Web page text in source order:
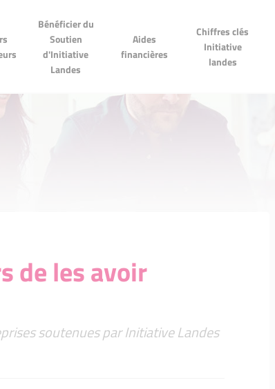
Bénéficier du
Soutien
d'Initiative
Landes
Aides
financières
Chiffres clés
Initiative
landes
Bénéficier du
Soutien
Landes
Aides financières
Chiffres clés
Initiative landes
de les avoir
soutenues par Initiative Landes